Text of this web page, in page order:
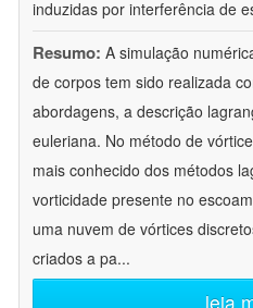
induzidas por interferência de
Resumo: A simulação
de corpos tem sido realizada
abordagens, a descrição
euleriana. No método de
mais conhecido dos métodos
vorticidade presente no
uma nuvem de vórtices
criados a pa...
leia